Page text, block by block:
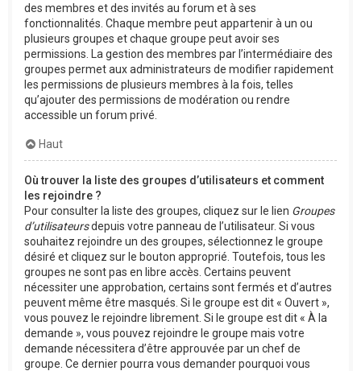
des membres et des invités au forum et à ses
fonctionnalités. Chaque membre peut appartenir à un ou
plusieurs groupes et chaque groupe peut avoir ses
permissions. La gestion des membres par l’intermédiaire des
groupes permet aux administrateurs de modifier rapidement
les permissions de plusieurs membres à la fois, telles
qu’ajouter des permissions de modération ou rendre
accessible un forum privé.
Haut
Où trouver la liste des groupes d’utilisateurs et comment
les rejoindre ?
Pour consulter la liste des groupes, cliquez sur le lien Groupes
d’utilisateursdepuis votre panneau de l’utilisateur. Si vous
souhaitez rejoindre un des groupes, sélectionnez le groupe
désiré et cliquez sur le bouton approprié. Toutefois, tous les
groupes ne sont pas en libre accès. Certains peuvent
nécessiter une approbation, certains sont fermés et d’autres
peuvent même être masqués. Si le groupe est dit « Ouvert »,
vous pouvez le rejoindre librement. Si le groupe est dit « À la
demande », vous pouvez rejoindre le groupe mais votre
demande nécessitera d’être approuvée par un chef de
groupe. Ce dernier pourra vous demander pourquoi vous